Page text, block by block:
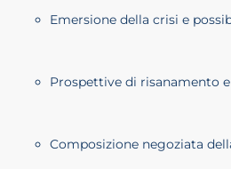
Emersione della crisi e
Prospettive di risanamento
Composizione negoziata